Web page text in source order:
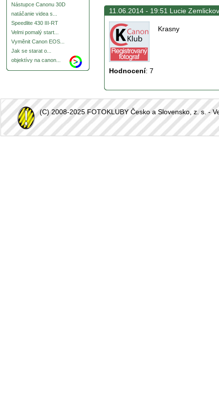
Nástupce Canonu 30D
natáčanie videa s...
Speedlite 430 III-RT
Velmi pomalý start...
Vyměnit Canon EOS...
Jak se starat o...
objektívy na canon...
11.06.2014 - 19:51 Lucie
Hodnocení: 7
Krasny
(C) 2008-2025 FOTOKLUBY Česko a Slovensko, z. s. -